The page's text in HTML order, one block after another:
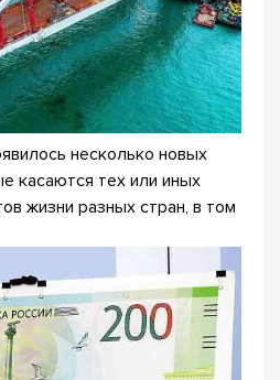
несколько новых
касаются тех или иных
жизни разных стран, в том